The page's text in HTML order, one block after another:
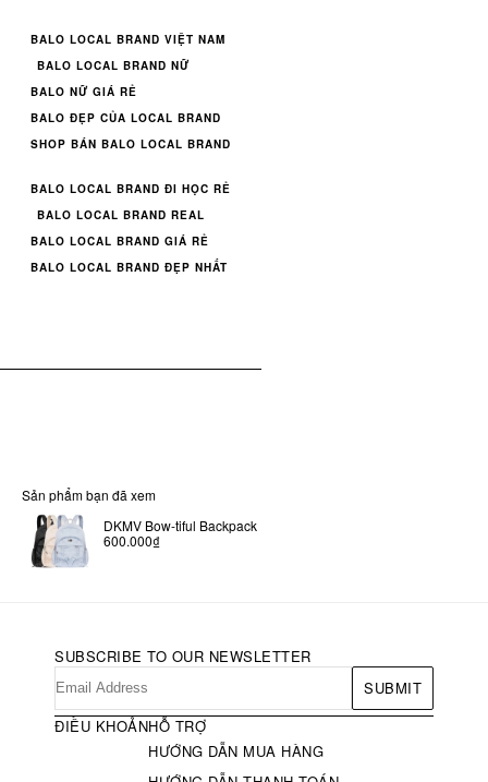
BALO LOCAL BRAND VIỆT NAM
BALO LOCAL BRAND NỮ
BALO NỮ GIÁ RẺ
BALO ĐẸP CỦA LOCAL BRAND
SHOP BÁN BALO LOCAL BRAND
BALO LOCAL BRAND ĐI HỌC RẺ
BALO LOCAL BRAND REAL
BALO LOCAL BRAND GIÁ RẺ
BALO LOCAL BRAND ĐẸP NHẤT
Sản phẩm bạn đã xem
DKMV Bow-tiful Backpack
600.000₫
SUBSCRIBE TO OUR NEWSLETTER
SUBMIT
ĐIỀU KHOẢNHỖ TRỢ
HƯỚNG DẪN MUA HÀNG